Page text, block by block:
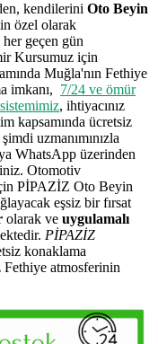
kendilerini Oto Beyin
özel olarak
geçen gün
Kursumuz için
Muğla'nın Fethiye
imkanı, 7/24 ve ömür
, ihtiyacınız
kapsamında ücretsiz
uzmanımınızla
WhatsApp üzerinden
Otomotiv
PİPAZİZ Oto Beyin
eşsiz bir fırsat
olarak ve uygulamalı
PİPAZİZ
konaklama
Fethiye atmosferinin